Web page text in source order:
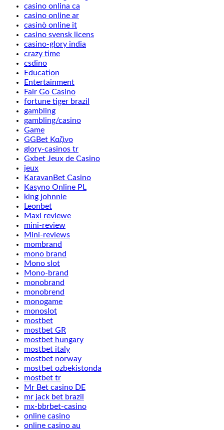
casino onlina ca
casino online ar
casinò online it
casino svensk licens
casino-glory india
crazy time
csdino
Education
Entertainment
Fair Go Casino
fortune tiger brazil
gambling
gambling/casino
Game
GGBet Καζίνο
glory-casinos tr
Gxbet Jeux de Casino
jeux
KaravanBet Casino
Kasyno Online PL
king johnnie
Leonbet
Maxi reviewe
mini-review
Mini-reviews
mombrand
mono brand
Mono slot
Mono-brand
monobrand
monobrend
monogame
monoslot
mostbet
mostbet GR
mostbet hungary
mostbet italy
mostbet norway
mostbet ozbekistonda
mostbet tr
Mr Bet casino DE
mr jack bet brazil
mx-bbrbet-casino
online casino
online casino au